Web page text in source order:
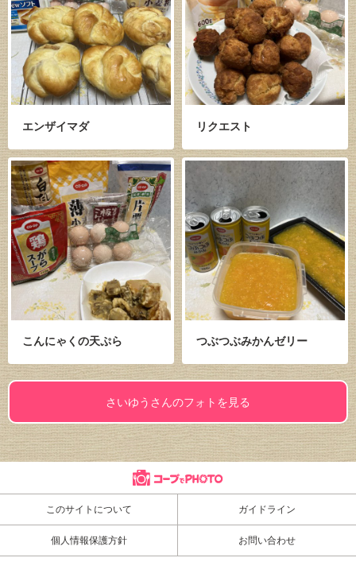
エンザイマダ リクエスト
こんにゃくの天ぷら つぶつぶみかんゼリー
さいゆうさんのフォトを見る
このサイトについて ガイドライン
個人情報保護方針 お問い合わせ